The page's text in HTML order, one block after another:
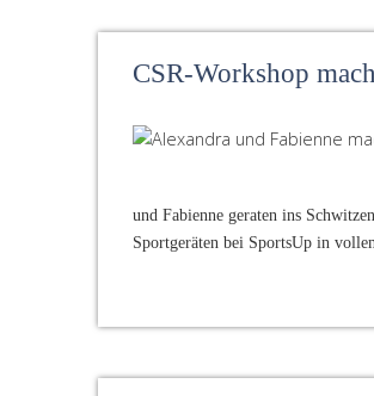
CSR-Workshop
und Fabienne geraten ins
Sportgeräten bei SportsUp in